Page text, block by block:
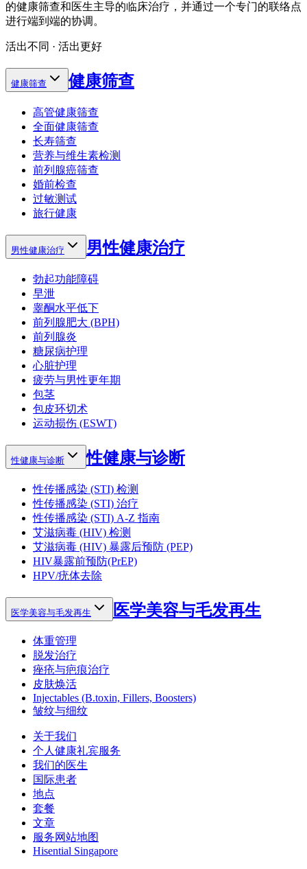
的健康筛查和医生主导的临床治疗，并通过一个专门的联络点
进行端到端的协调。
活出不同 · 活出更好
健康筛查 健康筛查
高管健康筛查
全面健康筛查
长寿筛查
营养与维生素检测
前列腺癌筛查
婚前检查
过敏测试
旅行健康
男性健康治疗 男性健康治疗
勃起功能障碍
早泄
睾酮水平低下
前列腺肥大 (BPH)
前列腺炎
糖尿病护理
心脏护理
疲劳与男性更年期
包茎
包皮环切术
运动损伤 (ESWT)
性健康与诊断 性健康与诊断
性传播感染 (STI) 检测
性传播感染 (STI) 治疗
性传播感染 (STI) A-Z 指南
艾滋病毒 (HIV) 检测
艾滋病毒 (HIV) 暴露后预防 (PEP)
HIV暴露前预防(PrEP)
HPV/疣体去除
医学美容与毛发再生 医学美容与毛发再生
体重管理
脱发治疗
痤疮与疤痕治疗
皮肤焕活
Injectables (B.toxin, Fillers, Boosters)
皱纹与细纹
关于我们
个人健康礼宾服务
我们的医生
国际患者
地点
套餐
文章
服务网站地图
Hisential Singapore